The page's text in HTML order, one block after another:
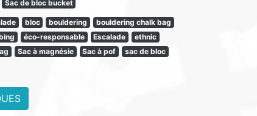
Sac de bloc bucket
bloc bouldering
bouldering chalk bag
éco-responsable Escalade
ethnic
Sac à magnésie Sac à pof
sac de bloc